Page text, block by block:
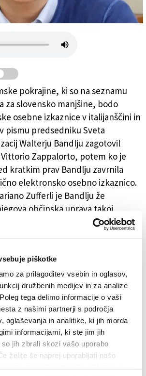
piškotke
za prilagoditev vsebin in oglasov,
družbenih medijev in za analize
tega delimo informacije o vaši
z našimi partnerji s področja
oglaševanja in analitike, ki jih morda
informacijami, ki ste jim jih
jih zbrali skozi vašo uporabo
želite še naprej uporabljati našo
na Videmskem
pokrajine, ki so na seznamu
za slovensko manjšine, bodo
osebne izkaznice v italijanščini in
pismu predsedniku Sveta
Walterju Bandlju zagotovil
Zappalorto, potem ko je
kratkim prav Bandlju zavrnila
elektronsko osebno izkaznico.
Zufferli je Bandlju že
občinska uprava takoj
anagrafski urad za izdajanje
dokumentov. Isto bodo naredile
na Tržaškem in Goriškem, je
tržaška prefektinja Annapaola
komisarke za Furlanijo
je predsedniku
organizacije, poleg seznama občin
priložil tudi zagotovila oddelka
ki je zadolženo za izdajanje
komentarjevje potrebna prijava